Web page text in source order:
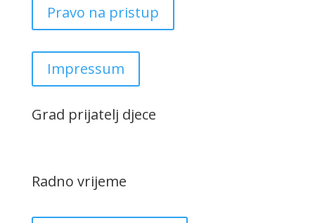
Pravo na pristup
Impressum
Grad prijatelj djece
Radno vrijeme